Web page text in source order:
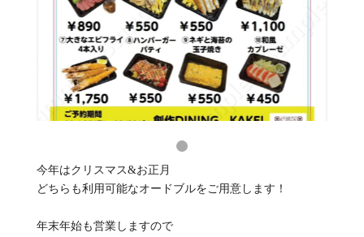
今年はクリスマス&お正月
どちらも利用可能なオードブルをご用意します！
年末年始も営業しますので